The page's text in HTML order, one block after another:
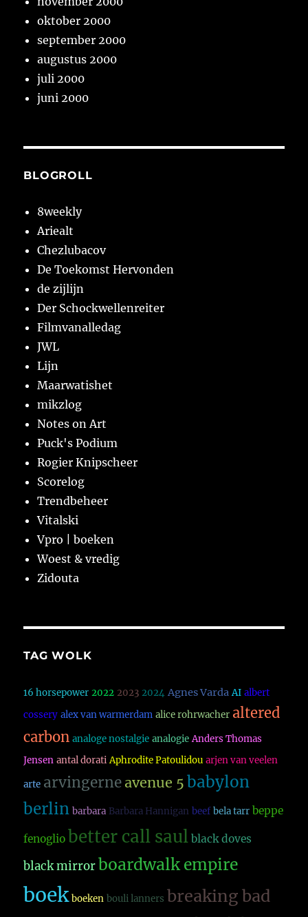
oktober 2000
september 2000
augustus 2000
juli 2000
juni 2000
BLOGROLL
8weekly
Ariealt
Chezlubacov
De Toekomst Hervonden
de zijlijn
Der Schockwellenreiter
Filmvanalledag
JWL
Lijn
Maarwatishet
mikzlog
Notes on Art
Puck's Podium
Rogier Knipscheer
Scorelog
Trendbeheer
Vitalski
Vpro | boeken
Woest & vredig
Zidouta
TAG WOLK
16 horsepower 2022 2023 2024 Agnes Varda AI albert
cossery alex van warmerdam alice rohrwacher altered
carbon analoge nostalgie analogie Anders Thomas
Jensen antal dorati Aphrodite Patoulidou arjen van veelen
arte arvingerne avenue 5 babylon
berlin barbara Barbara Hannigan beef bela tarr beppe
fenoglio better call saul black doves
black mirror boardwalk empire
boek boeken bouli lanners breaking bad